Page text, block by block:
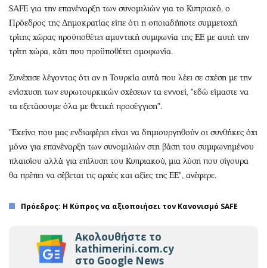
SAFE για την επανέναρξη των συνομιλιών για το Κυπριακό, ο
Πρόεδρος της Δημοκρατίας είπε ότι η οποιαδήποτε συμμετοχή
τρίτης χώρας προϋποθέτει αμυντική συμφωνία της ΕΕ με αυτή την
τρίτη χώρα, κάτι που προϋποθέτει ομοφωνία.
Συνέχισε λέγοντας ότι αν η Τουρκία αυτά που λέει σε σχέση με την
ενίσχυση των ευρωτουρκικών σχέσεων τα εννοεί, "εδώ είμαστε να
τα εξετάσουμε όλα με θετική προσέγγιση".
"Εκείνο που μας ενδιαφέρει είναι να δημιουργηθούν οι συνθήκες όχι
μόνο για επανέναρξη των συνομιλιών στη βάση του συμφωνημένου
πλαισίου αλλά για επίλυση του Κυπριακού, μια λύση που σίγουρα
θα πρέπει να σέβεται τις αρχές και αξίες της ΕΕ", ανέφερε.
Πρόεδρος: Η Κύπρος να αξιοποιήσει τον Κανονισμό SAFE
Ακολουθήστε το
kathimerini.com.cy
στο Google News